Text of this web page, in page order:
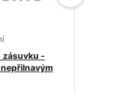
zásuvku -
nepřilnavým